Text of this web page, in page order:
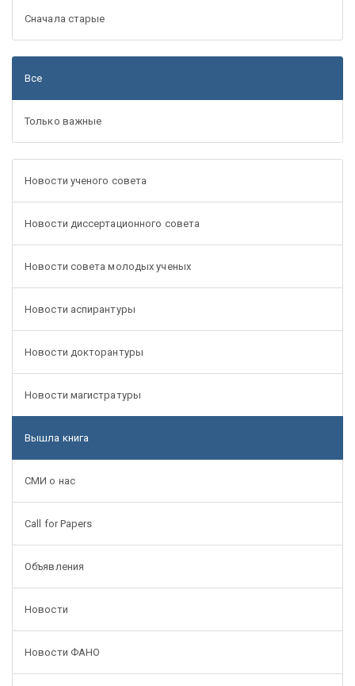
Сначала старые
Все
Только важные
Новости ученого совета
Новости диссертационного совета
Новости совета молодых ученых
Новости аспирантуры
Новости докторантуры
Новости магистратуры
Вышла книга
СМИ о нас
Call for Papers
Объявления
Новости
Новости ФАНО